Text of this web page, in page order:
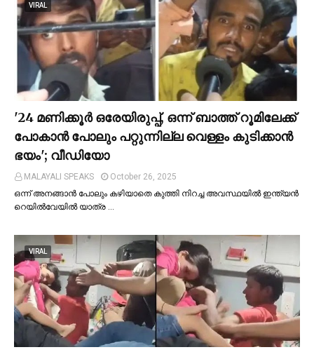
VIRAL
'24 മണിക്കൂര്‍ ഒരേയിരുപ്പ്, ഒന്ന് ബാത്ത് റൂമിലേക്ക്
പോകാന്‍ പോലും പറ്റുന്നില്ല വെള്ളം കുടിക്കാന്‍
ഭയം'; വീഡിയോ
MALAYALI SPEAKS
October 26, 2025
ഒന്ന് അനങ്ങാന്‍ പോലും കഴിയാതെ കുത്തി നിറച്ച അവസ്ഥയില്‍ ഇന്ത്യന്‍
റെയില്‍വേയില്‍ യാത്ര …
VIRAL